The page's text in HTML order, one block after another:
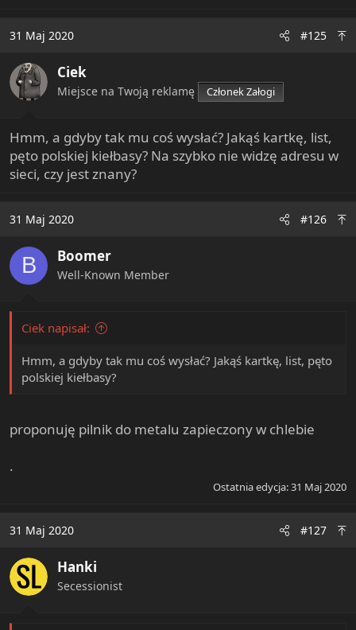
t
o
n
s
31 Maj 2020 #125
Ciek
Miejsce na Twoją reklamę Członek Załogi
Hmm, a gdyby tak mu coś wysłać? Jakąś kartkę, list,
pęto polskiej kiełbasy? Na szybko nie widzę adresu w
sieci, czy jest znany?
31 Maj 2020 #126
B Boomer
Well-Known Member
Ciek napisał:
Hmm, a gdyby tak mu coś wysłać? Jakąś kartkę, list, pęto
polskiej kiełbasy?
proponuję pilnik do metalu zapieczony w chlebie
.
Ostatnia edycja:31 Maj 2020
31 Maj 2020 #127
Hanki
Secessionist